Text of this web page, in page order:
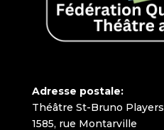
Adresse postale:
Théâtre St-Bruno Players
1585, rue Montarville